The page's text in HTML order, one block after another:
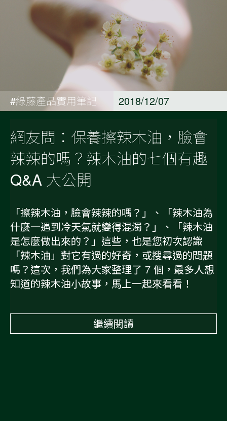
#綠藤產品實用筆記 2018/12/07
網友問：保養擦辣木油，臉會
辣辣的嗎？辣木油的七個有趣
Q&A 大公開
「擦辣木油，臉會辣辣的嗎？」、「辣木油為
什麼一遇到冷天氣就變得混濁？」、「辣木油
是怎麼做出來的？」這些，也是您初次認識
「辣木油」對它有過的好奇，或搜尋過的問題
嗎？這次，我們為大家整理了 7 個，最多人想
知道的辣木油小故事，馬上一起來看看！
繼續閱讀